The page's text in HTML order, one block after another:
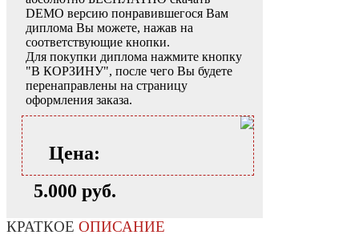
DEMO версию понравившегося Вам
диплома Вы можете, нажав на
соответствующие кнопки.
Для покупки диплома нажмите кнопку
"В КОРЗИНУ", после чего Вы будете
перенаправлены на страницу
оформления заказа.
Цена:
5.000 руб.
КРАТКОЕ ОПИСАНИЕ